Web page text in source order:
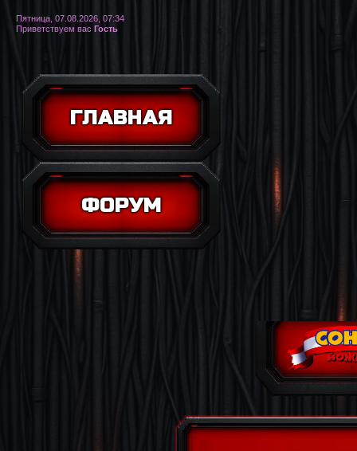
ГЛАВНАЯ
ФОРУМ
Пятница, 07.08.2026, 07:34
Приветствуем вас Гость